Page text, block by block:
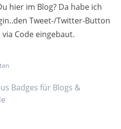
hier im Blog? Da habe ich
Tweet-/Twitter-Button
Code eingebaut.
Badges für Blogs &